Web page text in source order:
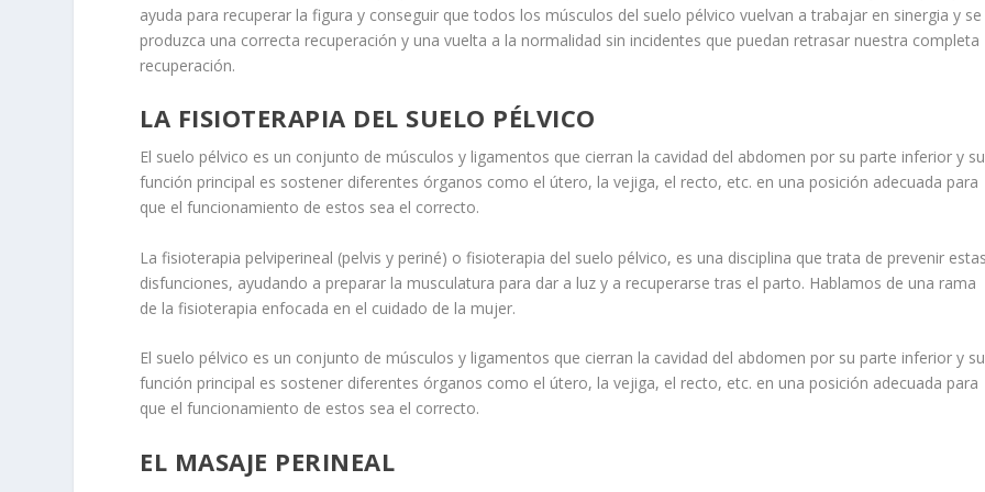
ayuda para recuperar la figura y conseguir que todos los músculos del suelo pélvico vuelvan a trabajar en sinergia y se
produzca una correcta recuperación y una vuelta a la normalidad sin incidentes que puedan retrasar nuestra completa
recuperación.
LA FISIOTERAPIA DEL SUELO PÉLVICO
El suelo pélvico es un conjunto de músculos y ligamentos que cierran la cavidad del abdomen por su parte inferior y su
función principal es sostener diferentes órganos como el útero, la vejiga, el recto, etc. en una posición adecuada para
que el funcionamiento de estos sea el correcto.
La fisioterapia pelviperineal (pelvis y periné) o fisioterapia del suelo pélvico, es una disciplina que trata de prevenir estas
disfunciones, ayudando a preparar la musculatura para dar a luz y a recuperarse tras el parto. Hablamos de una rama
de la fisioterapia enfocada en el cuidado de la mujer.
El suelo pélvico es un conjunto de músculos y ligamentos que cierran la cavidad del abdomen por su parte inferior y su
función principal es sostener diferentes órganos como el útero, la vejiga, el recto, etc. en una posición adecuada para
que el funcionamiento de estos sea el correcto.
EL MASAJE PERINEAL